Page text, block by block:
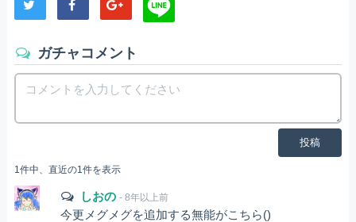
ガチャコメント
投稿
1件中、直近の1件を表示
しおの - 8年以上前
今更メグメグを追加する無能がこちら()